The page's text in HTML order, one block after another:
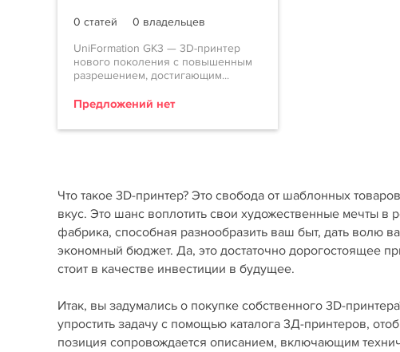
0 статей
0 владельцев
UniFormation GK3 — 3D-принтер
нового поколения с повышенным
разрешением, достигающим...
Предложений нет
Что такое 3D-принтер? Это свобода от шаблонных
вкус. Это шанс воплотить свои художественные мечты
фабрика, способная разнообразить ваш быт, дать волю
экономный бюджет. Да, это достаточно дорогостоящее
стоит в качестве инвестиции в будущее.
Итак, вы задумались о покупке собственного 3D-
упростить задачу с помощью каталога 3Д-принтеров,
позиция сопровождается описанием, включающим